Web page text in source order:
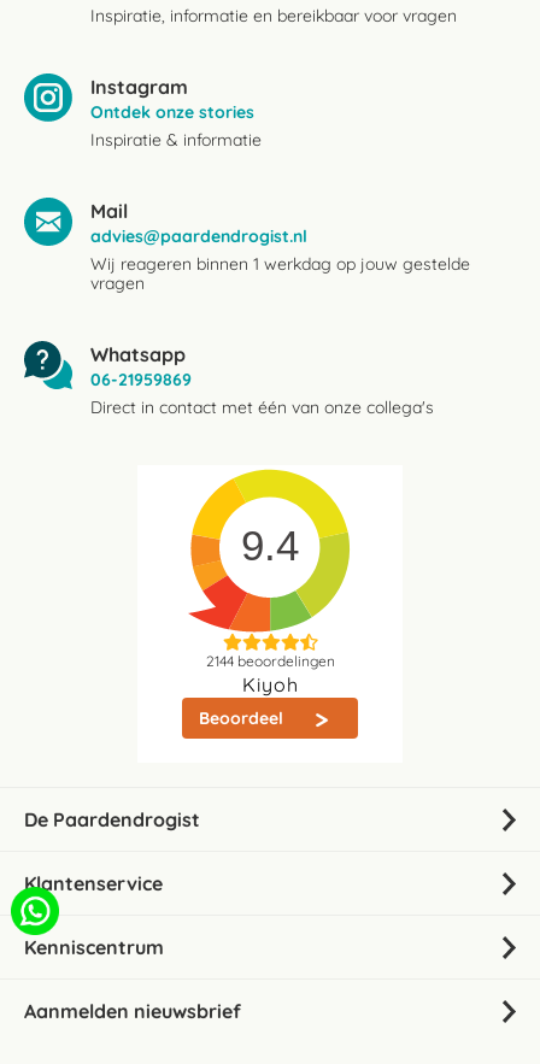
Inspiratie, informatie en bereikbaar voor vragen
Instagram
Ontdek onze stories
Inspiratie & informatie
Mail
advies@paardendrogist.nl
Wij reageren binnen 1 werkdag op jouw gestelde
vragen
Whatsapp
06-21959869
Direct in contact met één van onze collega's
9.4
2144beoordelingen
Kiyoh
Beoordeel
De Paardendrogist
Klantenservice
Kenniscentrum
Aanmelden nieuwsbrief